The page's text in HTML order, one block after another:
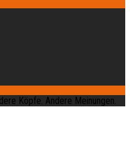
Köpfe. Andere Meinungen.